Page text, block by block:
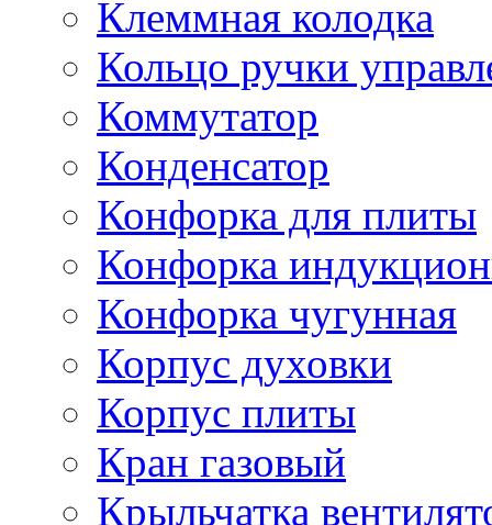
Клеммная колодка
Кольцо ручки
Коммутатор
Конденсатор
Конфорка для плиты
Конфорка
Конфорка чугунная
Корпус духовки
Корпус плиты
Кран газовый
Крыльчатка